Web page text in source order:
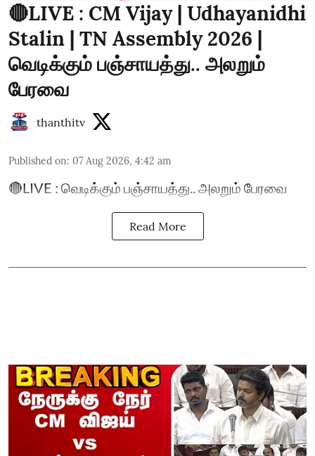
🔴LIVE : CM Vijay | Udhayanidhi
Stalin | TN Assembly 2026 |
வெடிக்கும் பஞ்சாயத்து.. அலறும்
பேரவை
thanthitv
Published on: 07 Aug 2026, 4:42 am
🔴LIVE : வெடிக்கும் பஞ்சாயத்து.. அலறும் பேரவை
Read More